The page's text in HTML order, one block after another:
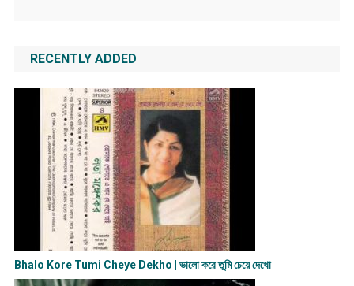
RECENTLY ADDED
Bhalo Kore Tumi Cheye Dekho | ভালো করে তুমি চেয়ে দেখো